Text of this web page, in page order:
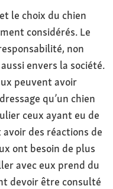
le choix du chien
considérés. Le
non
envers la société.
peuvent avoir
qu’un chien
ceux ayant eu de
des réactions de
ont besoin de plus
avec eux prend du
devoir être consulté